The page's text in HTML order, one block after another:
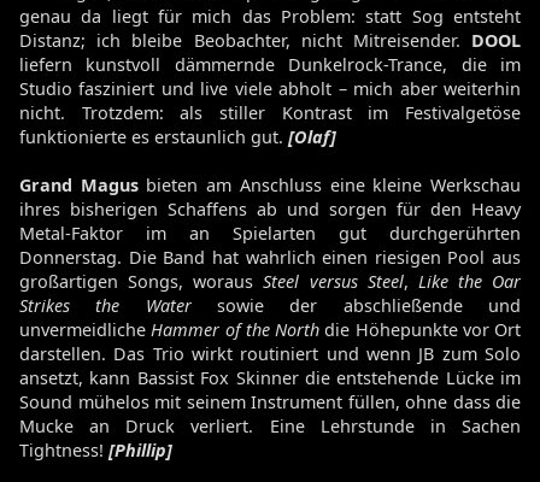
genau da liegt für mich das Problem: statt Sog entsteht
Distanz; ich bleibe Beobachter, nicht Mitreisender. DOOL
liefern kunstvoll dämmernde Dunkelrock-Trance, die im
Studio fasziniert und live viele abholt – mich aber weiterhin
nicht. Trotzdem: als stiller Kontrast im Festivalgetöse
funktionierte es erstaunlich gut. [Olaf]
Grand Magusbieten am Anschluss eine kleine Werkschau
ihres bisherigen Schaffens ab und sorgen für den Heavy
Metal-Faktor im an Spielarten gut durchgerührten
Donnerstag. Die Band hat wahrlich einen riesigen Pool aus
großartigen Songs, worausSteel versus Steel, Like the Oar
Strikes the Watersowie der abschließende und
unvermeidliche Hammer of the North die Höhepunkte vor Ort
darstellen. Das Trio wirkt routiniert und wenn JB zum Solo
ansetzt, kann Bassist Fox Skinner die entstehende Lücke im
Sound mühelos mit seinem Instrument füllen, ohne dass die
Mucke an Druck verliert. Eine Lehrstunde in Sachen
Tightness! [Phillip]